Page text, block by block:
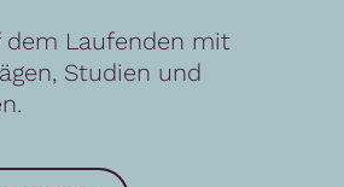
dem Laufenden mit
Studien und